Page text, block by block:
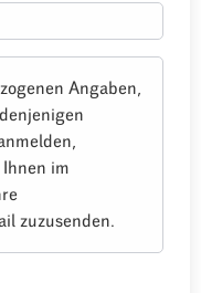
Angaben,
im
zuzusenden.